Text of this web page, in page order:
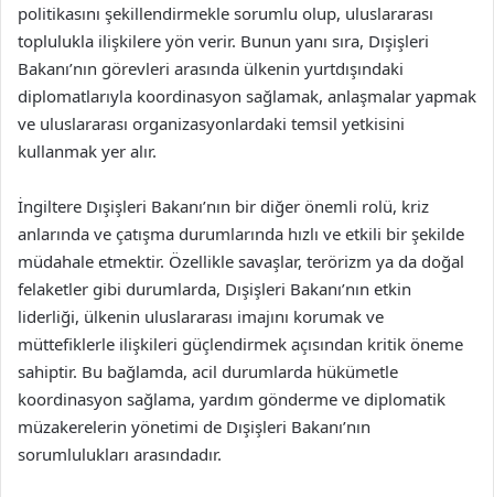
politikasını şekillendirmekle sorumlu olup, uluslararası
toplulukla ilişkilere yön verir. Bunun yanı sıra, Dışişleri
Bakanı’nın görevleri arasında ülkenin yurtdışındaki
diplomatlarıyla koordinasyon sağlamak, anlaşmalar yapmak
ve uluslararası organizasyonlardaki temsil yetkisini
kullanmak yer alır.
İngiltere Dışişleri Bakanı’nın bir diğer önemli rolü, kriz
anlarında ve çatışma durumlarında hızlı ve etkili bir şekilde
müdahale etmektir. Özellikle savaşlar, terörizm ya da doğal
felaketler gibi durumlarda, Dışişleri Bakanı’nın etkin
liderliği, ülkenin uluslararası imajını korumak ve
müttefiklerle ilişkileri güçlendirmek açısından kritik öneme
sahiptir. Bu bağlamda, acil durumlarda hükümetle
koordinasyon sağlama, yardım gönderme ve diplomatik
müzakerelerin yönetimi de Dışişleri Bakanı’nın
sorumlulukları arasındadır.